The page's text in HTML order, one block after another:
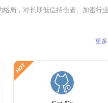
局，对长期低位持仓者、加密行
更